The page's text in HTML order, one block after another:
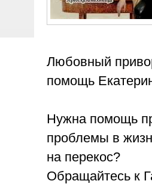
Любовный
помощь
Нужна помощь
проблемы в
на перекос?
Обращайтесь к